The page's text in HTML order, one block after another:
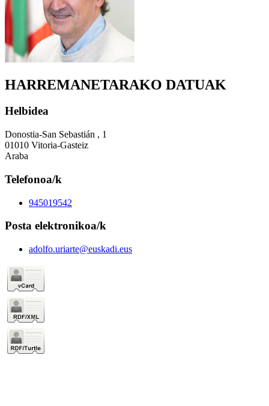
HARREMANETARAKO DATUAK
Helbidea
Donostia-San Sebastián , 1
01010 Vitoria-Gasteiz
Araba
Telefonoa/k
945019542
Posta elektronikoa/k
adolfo.uriarte@euskadi.eus